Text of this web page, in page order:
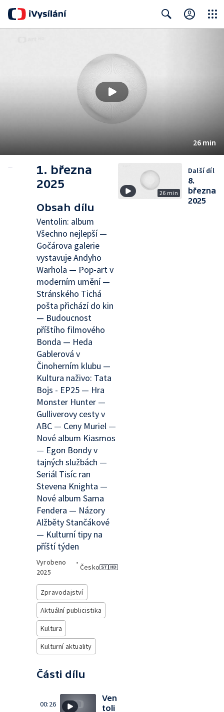
26 min
1. března
2025
Obsah dílu
Ventolin: album
Všechno nejlepší —
Gočárova galerie
vystavuje Andyho
Warhola — Pop-art v
moderním umění —
Stránského Tichá
pošta přichází do kin
— Budoucnost
příštího filmového
Bonda — Heda
Gablerová v
Činoherním klubu —
Kultura naživo: Tata
Bojs - EP25 — Hra
Monster Hunter —
Gulliverovy cesty v
ABC — Ceny Muriel —
Nové album Kiasmos
— Egon Bondy v
tajných službách —
Seriál Tisíc ran
Stevena Knighta —
Nové album Sama
Fendera — Názory
Alžběty Stančákové
— Kulturní tipy na
příští týden
Vyrobeno
2025
•
Česko
Zpravodajství
Aktuální publicistika
Kultura
Kulturní aktuality
Části dílu
00:26
Ven
toli
26 min
Další díl
8.
března
2025